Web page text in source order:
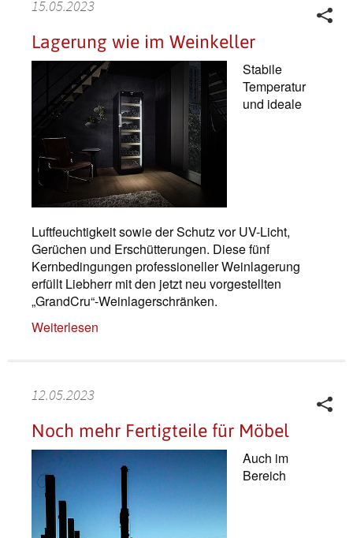
15.05.2023
Lagerung wie im Weinkeller
Stabile
Temperatur
und ideale
Luftfeuchtigkeit sowie der Schutz vor UV-Licht,
Gerüchen und Erschütterungen. Diese fünf
Kernbedingungen professioneller Weinlagerung
erfüllt Liebherr mit den jetzt neu vorgestellten
„GrandCru“-Weinlagerschränken.
Weiterlesen
12.05.2023
Noch mehr Fertigteile für Möbel
Auch im
Bereich